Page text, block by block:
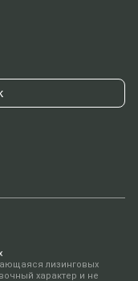
лизинговых
характер и не